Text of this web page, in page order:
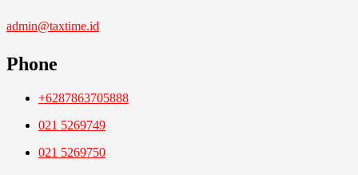
admin@taxtime.id
Phone
+6287863705888
021 5269749
021 5269750